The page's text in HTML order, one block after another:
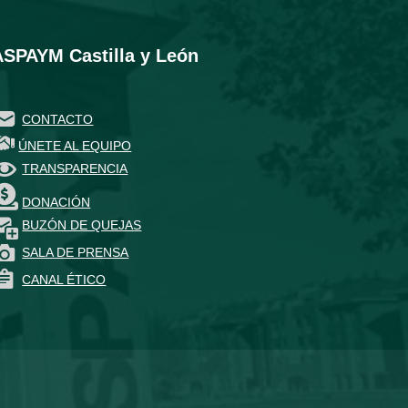
Castilla y León
CONTACTO
ÚNETE AL EQUIPO
TRANSPARENCIA
DONACIÓN
BUZÓN DE QUEJAS
SALA DE PRENSA
CANAL ÉTICO